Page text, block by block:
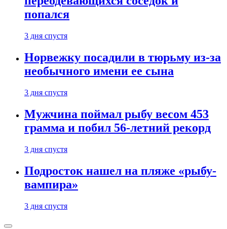
попался
3 дня спустя
Норвежку посадили в тюрьму из-за
необычного имени ее сына
3 дня спустя
Мужчина поймал рыбу весом 453
грамма и побил 56-летний рекорд
3 дня спустя
Подросток нашел на пляже «рыбу-
вампира»
3 дня спустя